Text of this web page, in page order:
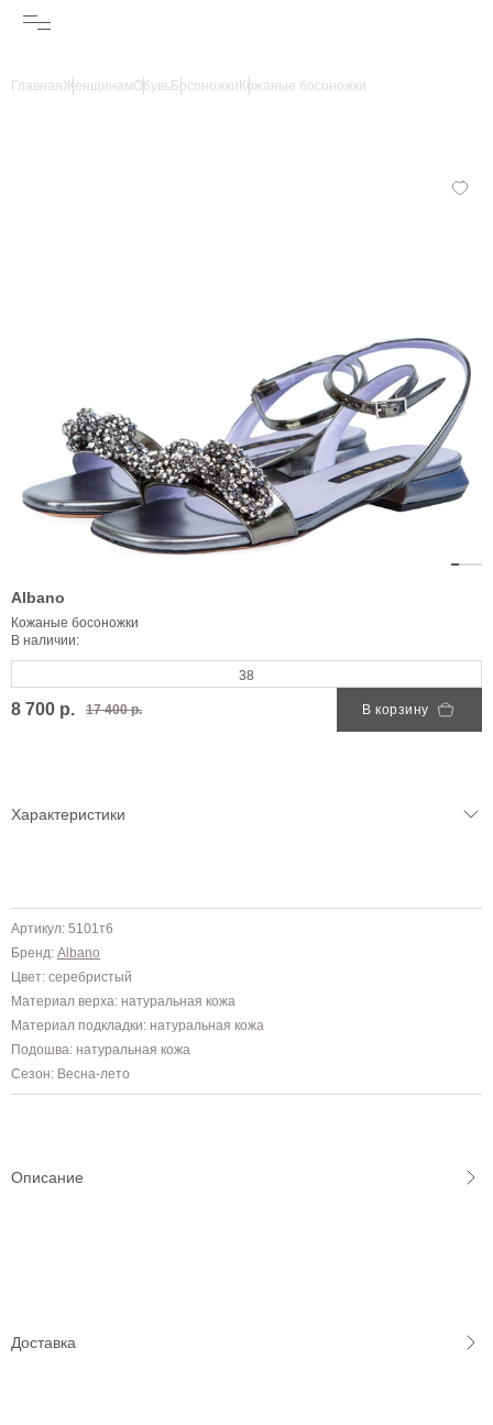
ГлавнаяЖенщинамОбувьБосоножки Кожаные босоножки
Albano
Кожаные босоножки
В наличии:
38
8 700 р. 17 400 р. В корзину
Характеристики
Артикул: 5101т6
Бренд: Albano
Цвет: серебристый
Материал верха: натуральная кожа
Материал подкладки: натуральная кожа
Подошва: натуральная кожа
Сезон: Весна-лето
Описание
Доставка